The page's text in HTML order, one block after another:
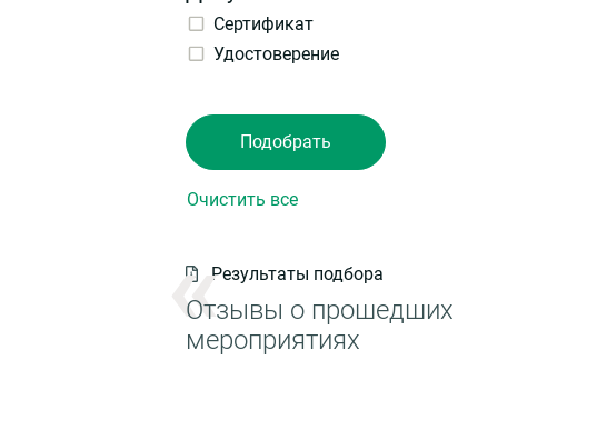
Сертификат
Удостоверение
Результаты подбора
Отзывы о прошедших
мероприятиях